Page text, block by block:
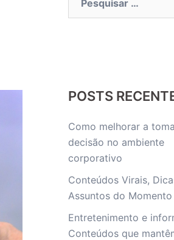
POSTS
Como melhorar a
decisão no ambiente
corporativo
Conteúdos Virais,
Assuntos do Momento
Entretenimento e
Conteúdos que